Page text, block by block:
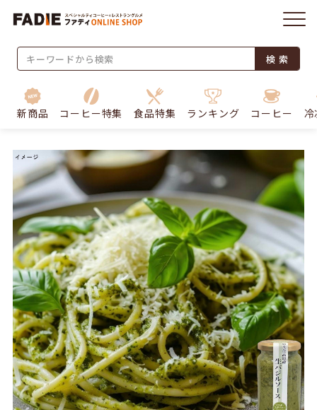
検 索
新商品 コーヒー特集 食品特集 ランキング コーヒー